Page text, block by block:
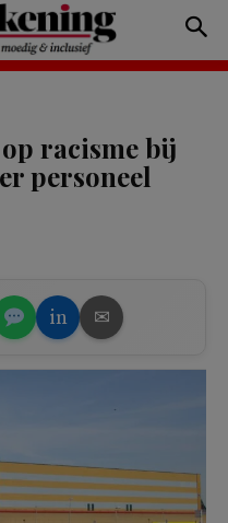
racisme bij
personeel
in ✉